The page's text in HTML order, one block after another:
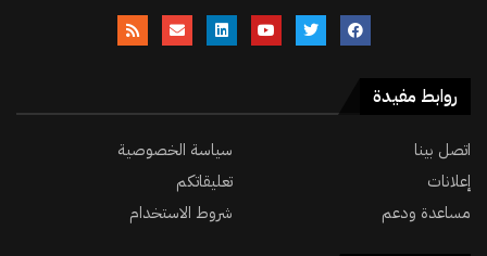
روابط مفيدة
اتصل بينا
سياسة الخصوصية
إعلانات
تعليقاتكم
مساعدة ودعم
شروط الاستخدام